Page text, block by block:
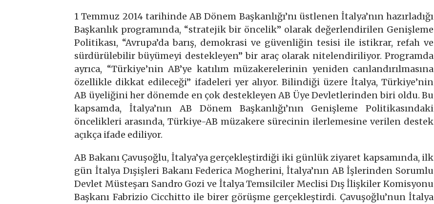
1 Temmuz 2014 tarihinde AB Dönem Başkanlığı’nı üstlenen İtalya’nın hazırladığı
Başkanlık programında, “stratejik bir öncelik” olarak değerlendirilen Genişleme
Politikası, “Avrupa’da barış, demokrasi ve güvenliğin tesisi ile istikrar, refah ve
sürdürülebilir büyümeyi destekleyen” bir araç olarak nitelendiriliyor. Programda
ayrıca, “Türkiye’nin AB’ye katılım müzakerelerinin yeniden canlandırılmasına
özellikle dikkat edileceği” ifadeleri yer alıyor. Bilindiği üzere İtalya, Türkiye’nin
AB üyeliğini her dönemde en çok destekleyen AB Üye Devletlerinden biri oldu. Bu
kapsamda, İtalya’nın AB Dönem Başkanlığı’nın Genişleme Politikasındaki
öncelikleri arasında, Türkiye-AB müzakere sürecinin ilerlemesine verilen destek
açıkça ifade ediliyor.
AB Bakanı Çavuşoğlu, İtalya’ya gerçekleştirdiği iki günlük ziyaret kapsamında, ilk
gün İtalya Dışişleri Bakanı Federica Mogherini, İtalya’nın AB İşlerinden Sorumlu
Devlet Müsteşarı Sandro Gozi ve İtalya Temsilciler Meclisi Dış İlişkiler Komisyonu
Başkanı Fabrizio Cicchitto ile birer görüşme gerçekleştirdi. Çavuşoğlu’nun İtalya